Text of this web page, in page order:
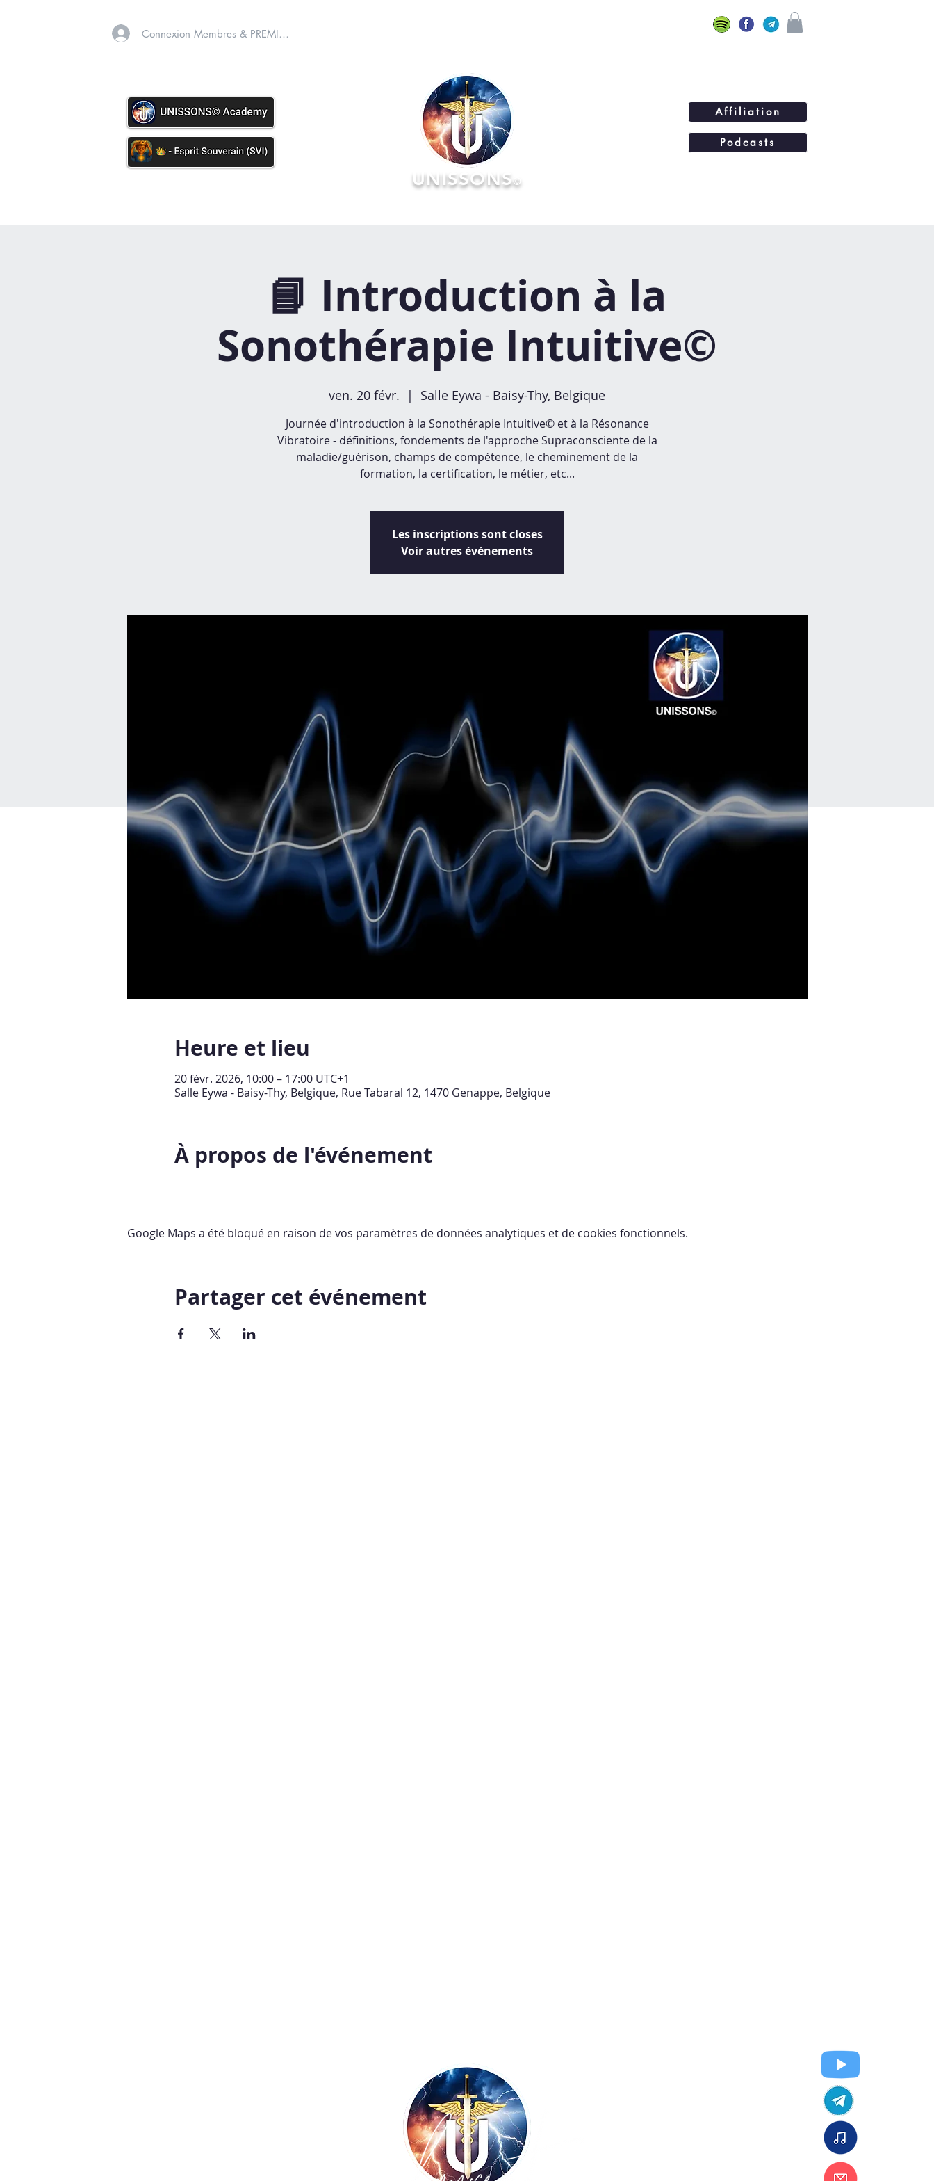
Connexion Membres & PREMIUM
Affiliation
Podcasts
UNISSONS©
📘 Introduction à la
Sonothérapie Intuitive©
ven. 20 févr.
  |
Salle Eywa - Baisy-Thy, Belgique
Journée d'introduction à la Sonothérapie Intuitive© et à la Résonance
Vibratoire - définitions, fondements de l'approche Supraconsciente de la
maladie/guérison, champs de compétence, le cheminement de la
formation, la certification, le métier, etc...
Les inscriptions sont closes
Voir autres événements
Heure et lieu
20 févr. 2026, 10:00 – 17:00 UTC+1
Salle Eywa - Baisy-Thy, Belgique, Rue Tabaral 12, 1470 Genappe, Belgique
À propos de l'événement
Google Maps a été bloqué en raison de vos paramètres de données analytiques et de cookies fonctionnels.
Partager cet événement